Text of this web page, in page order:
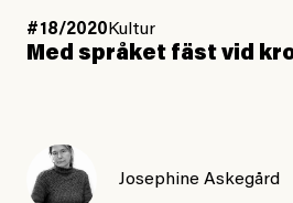
#18/2020 Kultur
Med språket fäst vid
Josephine Askegård